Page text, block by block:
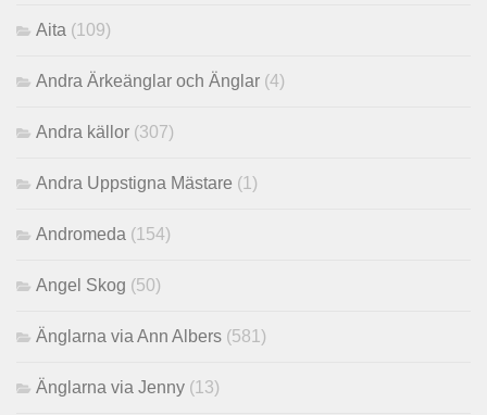
Aita (109)
Andra Ärkeänglar och Änglar (4)
Andra källor (307)
Andra Uppstigna Mästare (1)
Andromeda (154)
Angel Skog (50)
Änglarna via Ann Albers (581)
Änglarna via Jenny (13)